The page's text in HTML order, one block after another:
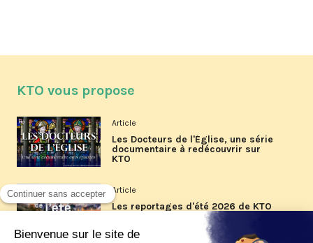
KTO vous propose
Article
Les Docteurs de l'Église, une série
documentaire à redécouvrir sur
KTO
Article
Les reportages d'été 2026 de KTO